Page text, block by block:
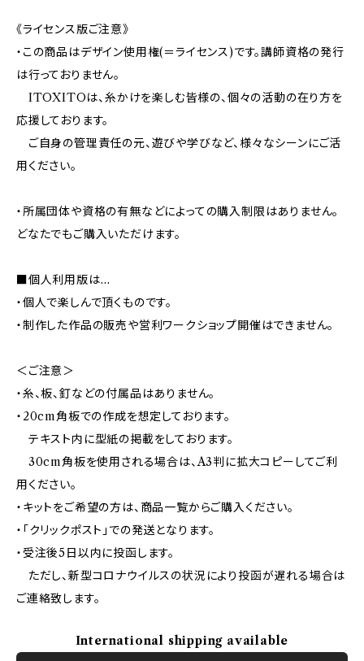
《ライセンス版ご注意》
・この商品はデザイン使用権(＝ライセンス)です。講師資格の発行
は行っておりません。
ITOXITOは、糸かけを楽しむ皆様の、個々の活動の在り方を
応援しております。
ご自身の管理責任の元、遊びや学びなど、様々なシーンにご活
用ください。
・所属団体や資格の有無などによっての購入制限はありません。
どなたでもご購入いただけます。
■個人利用版は…
・個人で楽しんで頂くものです。
・制作した作品の販売や営利ワークショップ開催はできません。
＜ご注意＞
・糸、板、釘などの付属品はありません。
・20cm角板での作成を想定しております。
テキスト内に型紙の掲載をしております。
30cm角板を使用される場合は、A3判に拡大コピーしてご利
用ください。
・キットをご希望の方は、商品一覧からご購入ください。
・「クリックポスト」での発送となります。
・受注後5日以内に投函します。
ただし、新型コロナウイルスの状況により投函が遅れる場合は
ご連絡致します。
International shipping available